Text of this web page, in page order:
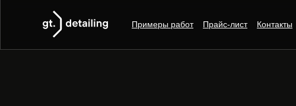
Контакты
Прайс-лист
Примеры работ